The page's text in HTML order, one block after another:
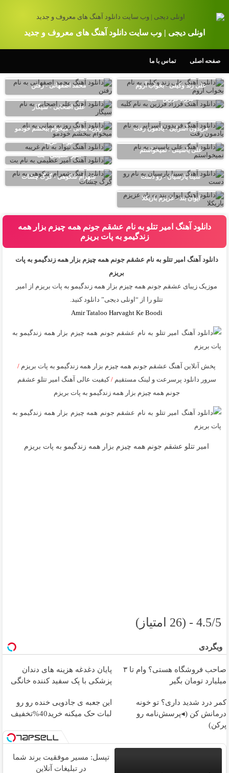
اونلی دیجی | وب سایت دانلود آهنگ های معروف و جدید
صفحه اصلی تماس با ما
علی زند وکیلی - بخواب آروم
محمد اصفهانی - رفتن
فرزاد فرزین - کلبه
علی اصحابی - سیگار
فریدون آسرایی - یادمون رفت روزبه بمانی - میخوام ببخشم خودمو
علی یاسینی - نمیخواستم
نیواد - غریبه
امیر عظیمی - بت
سینا پارسیان - رو دست شهرام شکوهی - گرگ چشات
ایوان بند - عزیزم باریکلا
دانلود آهنگ امیر تتلو به نام عشقم جونم همه چیزم بزار همه
زندگیمو به پات بریزم
دانلود آهنگ امیر تتلو به نام عشقم جونم همه چیزم بزار همه زندگیمو به پات
بریزم
موزیک زیبای عشقم جونم همه چیزم بزار همه زندگیمو به پات بریزم از
امیر
تتلو را از “اونلی دیجی” دانلود کنید.
Amir Tataloo Harvaght Ke Boodi
پخش آنلاین آهنگ عشقم جونم همه چیزم بزار همه زندگیمو به پات بریزم /
سرور دانلود پرسرعت و لینک مستقیم/کیفیت عالی آهنگ امیر تتلو عشقم
جونم همه چیزم بزار همه زندگیمو به پات بریزم
امیر تتلو عشقم جونم همه چیزم بزار همه زندگیمو به پات بریزم
4.5/5 - (26 امتیاز)
وبگردی
صاحب فروشگاه هستی؟ وام تا ۳
میلیارد تومان بگیر
پایان دغدغه هزینه های دندان
پزشکی با پک سفید کننده خانگی
کمر درد شدید داری؟ تو خونه
درمانش کن (◂پرسش‌نامه رو
پرکن)
این جعبه ی جادویی خنده رو رو
لبات حک میکنه خرید40%تخفیف
تپسل: مسیر موفقیت برند شما
در تبلیغات آنلاین